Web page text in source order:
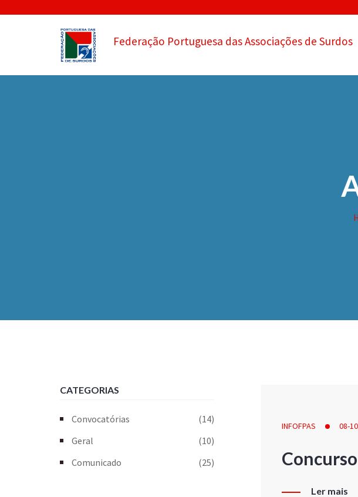
Federação Portuguesa das Associações de Surdos
INFOFPAS 08-
Ler mais
CATEGORIAS
Convocatórias
(14)
Geral
(10)
Comunicado
(25)